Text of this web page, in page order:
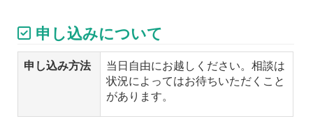
申し込みについて
申し込み方法
当日自由にお越しください。相談は
状況によってはお待ちいただくこと
があります。